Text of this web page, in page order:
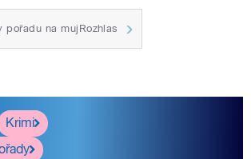
pořadu na mujRozhlas
Krimi